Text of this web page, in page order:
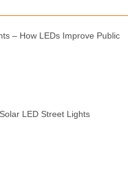
– How LEDs Improve Public
LED Street Lights